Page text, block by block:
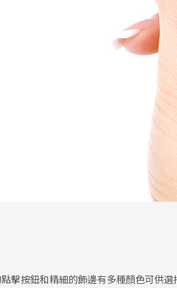
按鈕和精細的飾邊有多種顏色可供選